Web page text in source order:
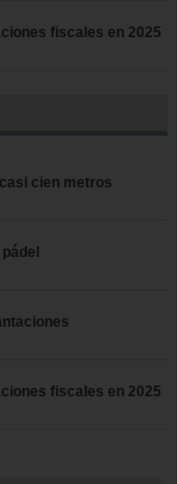
fiscales en 2025
cien metros
fiscales en 2025